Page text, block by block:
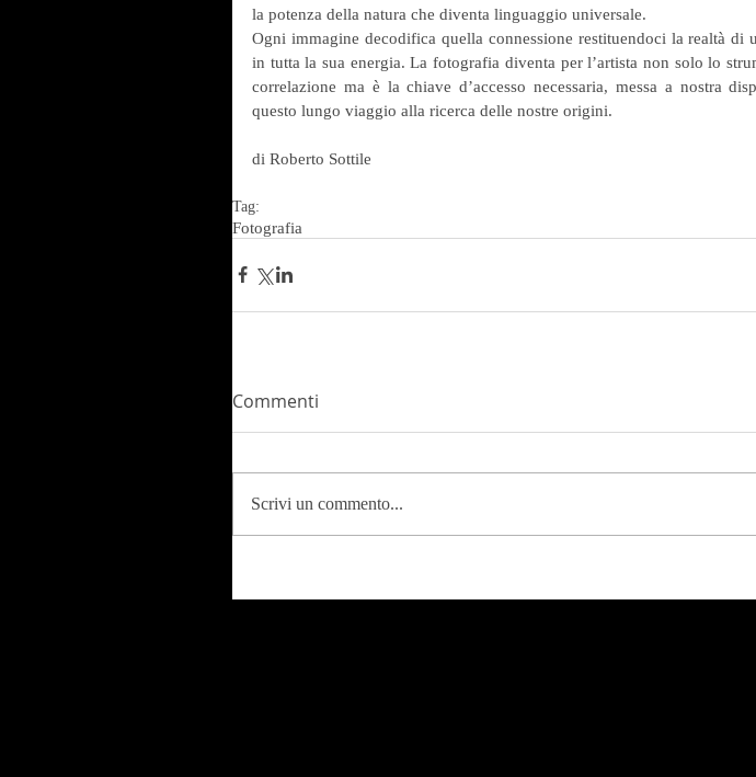
la potenza della natura che diventa linguaggio universale.
Ogni immagine decodifica quella connessione restituendoci la realtà di
in tutta la sua energia. La fotografia diventa per l’artista non solo lo
correlazione ma è la chiave d’accesso necessaria, messa a nostra
questo lungo viaggio alla ricerca delle nostre origini.
di Roberto Sottile
Tag:
Fotografia
Commenti
Scrivi un commento...